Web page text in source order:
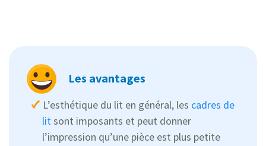
Les avantages
L’esthétique du lit en général, les cadres de
litsont imposants et peut donner
l’impression qu’une pièce est plus petite